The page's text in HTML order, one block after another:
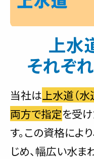
上水
それぞ
当社は 上水道（
両方で指定を受
す。この資格によ
じめ、幅広い水